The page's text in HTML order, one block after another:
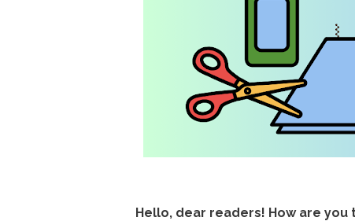
Hello, dear readers! How are you